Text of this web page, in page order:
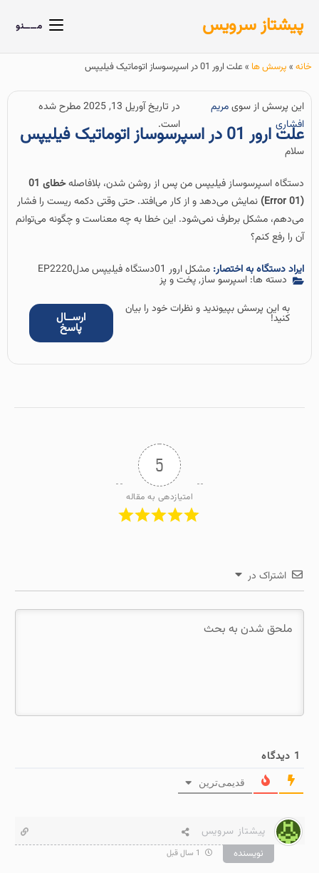
پیشتاز سرویس مــــنو
خانه » پرسش ها »علت ارور 01 در اسپرسوساز اتوماتیک فیلیپس
این پرسش از سویمریم
افشاری
در تاریخ آوریل 13, 2025 مطرح شده
است.
علت ارور 01 در اسپرسوساز اتوماتیک فیلیپس
سلام
دستگاه اسپرسوساز فیلیپس من پس از روشن شدن، بلافاصله
خطای 01
(Error 01)
نمایش می‌دهد و از کار می‌افتد. حتی وقتی دکمه ریست را فشار
می‌دهم، مشکل برطرف نمی‌شود. این خطا به چه معناست و چگونه می‌توانم
آن را رفع کنم؟
ایراد دستگاه به اختصار: مشکل ارور 01 دستگاه فیلیپس مدلEP2220
دسته ها: اسپرسو ساز,پخت و پز
به این پرسش بپیوندید و نظرات خود را بیان
کنید! ارســال
پاسخ
5
امتیازدهی به مقاله
اشتراک در
1 دیدگاه
قدیمی‌ترین
پیشتاز سرویس
نویسنده